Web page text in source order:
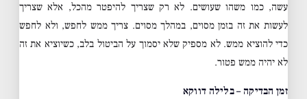
עשה, כמו משהו שעושים. לא רק שצריך להיפטר מהכל, אלא שצריך
לעשות את זה בזמן מסוים, במהלך מסוים. צריך ממש לחפש, ולא לחפש
כדי להוציא ממש. לא מספיק שלא יסמוך על הביטול בלב, כשיוציא את זה
לא יהיה ממש פטור.
זמן הבדיקה – בלילה דווקא